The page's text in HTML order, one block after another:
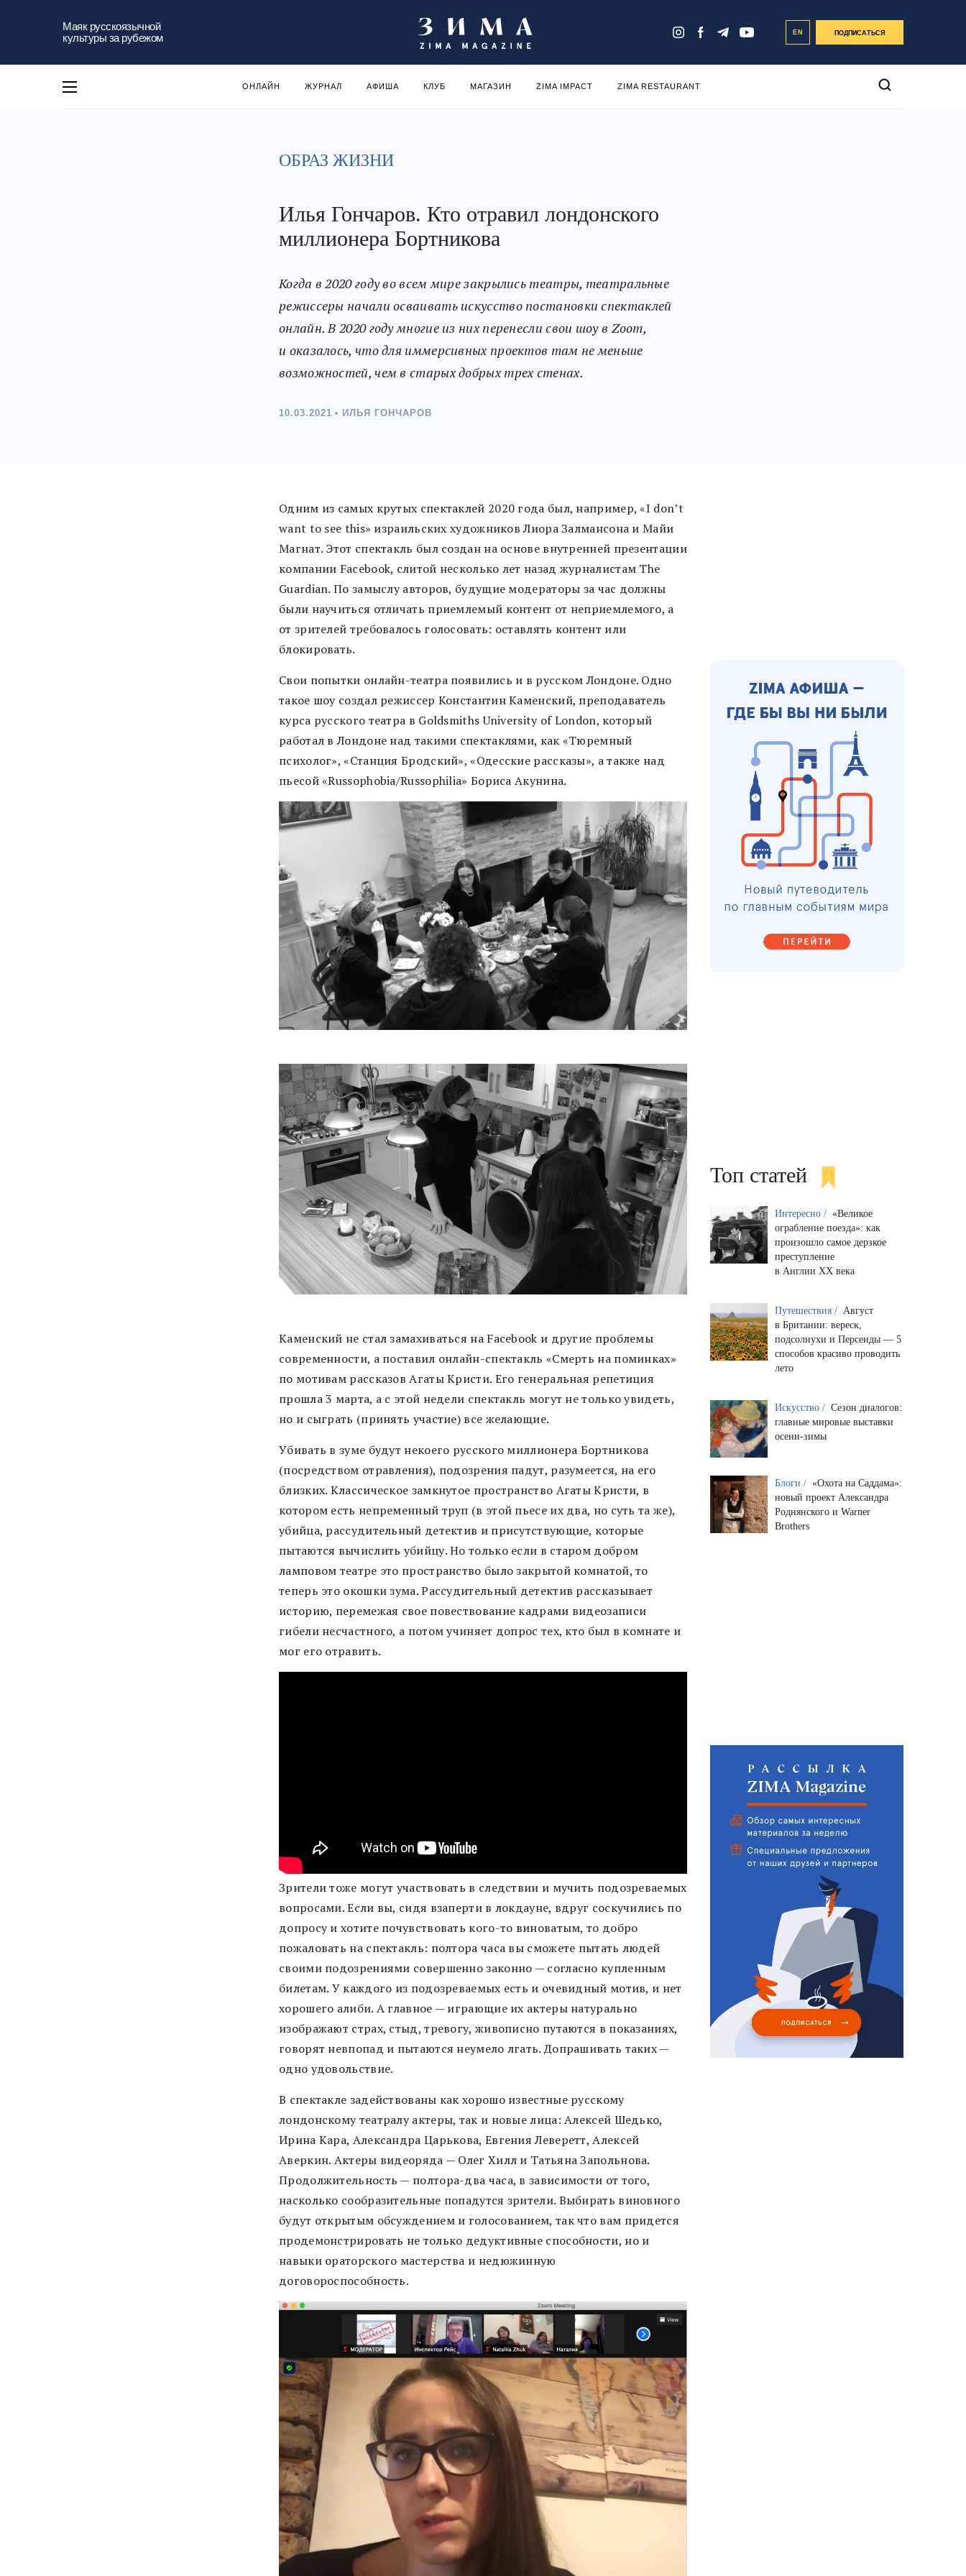
Маяк русскоязычной
культуры за рубежом
EN ПОДПИСАТЬСЯ
ОНЛАЙН ЖУРНАЛ АФИША КЛУБ МАГАЗИН ZIMA IMPACT ZIMA RESTAURANT
ОБРАЗ ЖИЗНИ
Илья Гончаров. Кто отравил лондонского
миллионера Бортникова
Когда в 2020 году во всем мире закрылись театры, театральные
режиссеры начали осваивать искусство постановки спектаклей
онлайн. В 2020 году многие из них перенесли свои шоу в Zoom,
и оказалось, что для иммерсивных проектов там не меньше
возможностей, чем в старых добрых трех стенах.
10.03.2021 ИЛЬЯ ГОНЧАРОВ
Одним из самых крутых спектаклей 2020 года был, например, «I donʼt
want to see this» израильских художников Лиора Залмансона и Майи
Магнат. Этот спектакль был создан на основе внутренней презентации
компании Facebook, слитой несколько лет назад журналистам The
Guardian. По замыслу авторов, будущие модераторы за час должны
были научиться отличать приемлемый контент от неприемлемого, а
от зрителей требовалось голосовать: оставлять контент или
блокировать.
Свои попытки онлайн-театра появились и в русском Лондоне. Одно
такое шоу создал режиссер Константин Каменский, преподаватель
курса русского театра в Goldsmiths University of London, который
работал в Лондоне над такими спектаклями, как «Тюремный
психолог», «Станция Бродский», «Одесские рассказы», а также над
пьесой «Russophobia/Russophilia» Бориса Акунина.
Каменский не стал замахиваться на Facebook и другие проблемы
современности, а поставил онлайн-спектакль «Смерть на поминках»
по мотивам рассказов Агаты Кристи. Его генеральная репетиция
прошла 3 марта, а с этой недели спектакль могут не только увидеть,
но и сыграть (принять участие) все желающие.
Убивать в зуме будут некоего русского миллионера Бортникова
(посредством отравления), подозрения падут, разумеется, на его
близких. Классическое замкнутое пространство Агаты Кристи, в
котором есть непременный труп (в этой пьесе их два, но суть та же),
убийца, рассудительный детектив и присутствующие, которые
пытаются вычислить убийцу. Но только если в старом добром
ламповом театре это пространство было закрытой комнатой, то
теперь это окошки зума. Рассудительный детектив рассказывает
историю, перемежая свое повествование кадрами видеозаписи
гибели несчастного, а потом учиняет допрос тех, кто был в комнате и
мог его отравить.
Зрители тоже могут участвовать в следствии и мучить подозреваемых
вопросами. Если вы, сидя взаперти в локдауне, вдруг соскучились по
допросу и хотите почувствовать кого-то виноватым, то добро
пожаловать на спектакль: полтора часа вы сможете пытать людей
своими подозрениями совершенно законно — согласно купленным
билетам. У каждого из подозреваемых есть и очевидный мотив, и нет
хорошего алиби. А главное — играющие их актеры натурально
изображают страх, стыд, тревогу, живописно путаются в показаниях,
говорят невпопад и пытаются неумело лгать. Допрашивать таких —
одно удовольствие.
В спектакле задействованы как хорошо известные русскому
лондонскому театралу актеры, так и новые лица: Алексей Шедько,
Ирина Кара, Александра Царькова, Евгения Леверетт, Алексей
Аверкин. Актеры видеоряда — Олег Хилл и Татьяна Запольнова.
Продолжительность — полтора-два часа, в зависимости от того,
насколько сообразительные попадутся зрители. Выбирать виновного
будут открытым обсуждением и голосованием, так что вам придется
продемонстрировать не только дедуктивные способности, но и
навыки ораторского мастерства и недюжинную
договороспособность.
Топ статей
Интересно / «Великое
ограбление поезда»: как
произошло самое дерзкое
преступление
в Англии XX века
Путешествия / Август
в Британии: вереск,
подсолнухи и Персеиды — 5
способов красиво проводить
лето
Искусство / Сезон диалогов:
главные мировые выставки
осени-зимы
Блоги / «Охота на Саддама»:
новый проект Александра
Роднянского и Warner
Brothers